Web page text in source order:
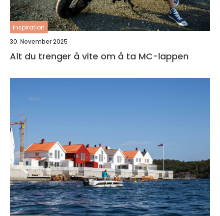
inspiration
30. November 2025
Alt du trenger å vite om å ta MC-lappen